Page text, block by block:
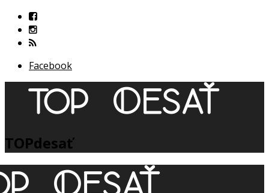
Facebook
TOPdesať